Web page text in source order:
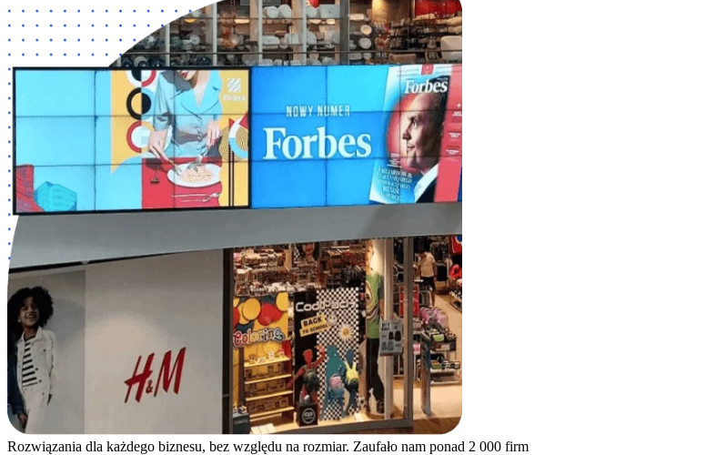
Rozwiązania dla każdego biznesu, bez względu na rozmiar. Zaufało nam ponad 2 000 firm